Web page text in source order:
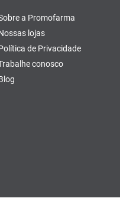
a Promofarma
lojas
de Privacidade
conosco